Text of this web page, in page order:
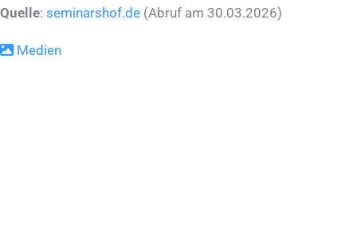
Quelle: seminarshof.de (Abruf am 30.03.2026)
Medien